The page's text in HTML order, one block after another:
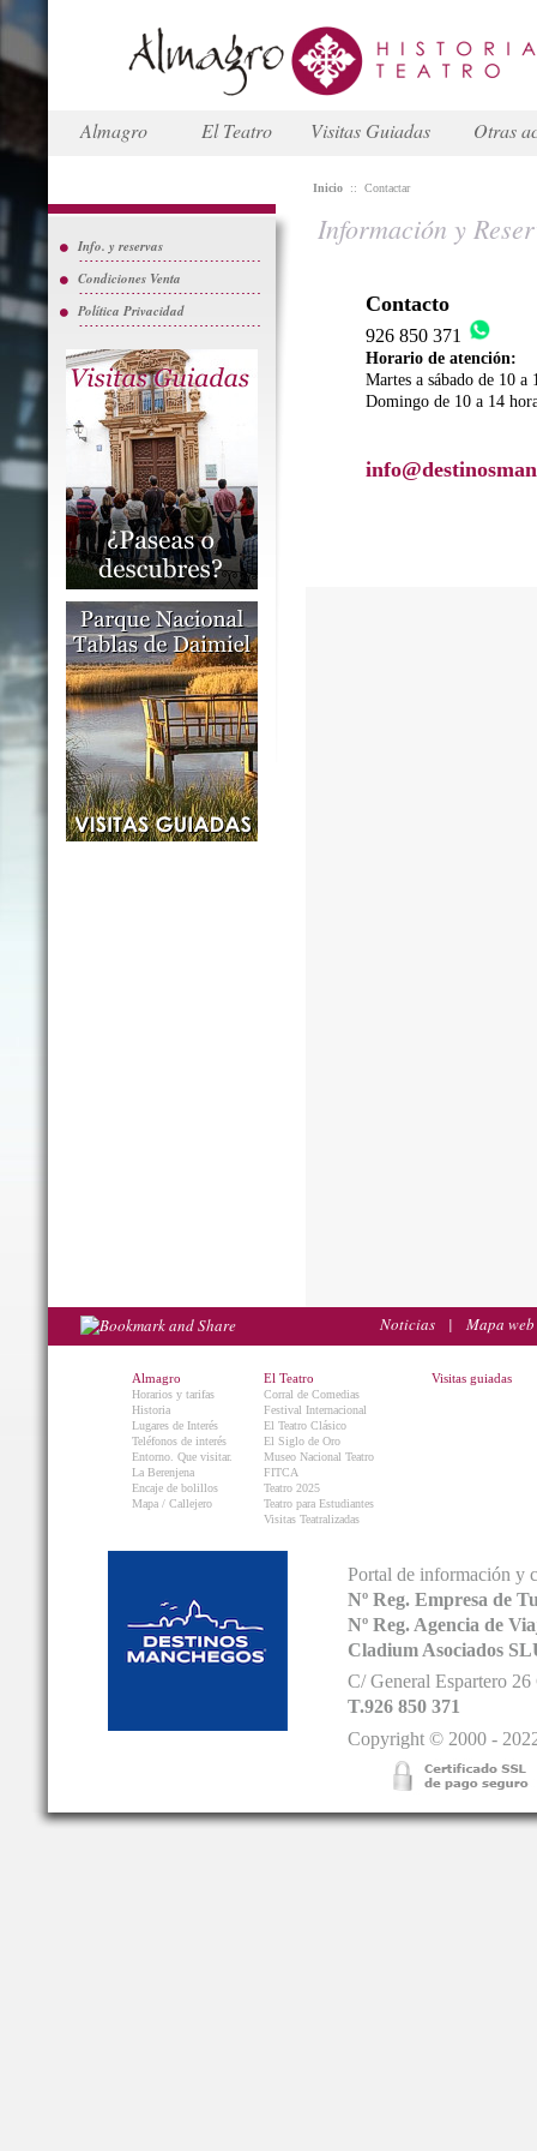
Almagro El Teatro Visitas Guiadas Otras
Info. y reservas
Condiciones Venta
Política Privacidad
Inicio :: Contactar
Información y
Contacto
926 850 371
Horario de atención:
Martes a sábado de 10 a
Domingo de 10 a 14
Noticias | Mapa web
Almagro
Horarios y tarifas
Historia
Lugares de Interés
Teléfonos de interés
Entorno. Que visitar.
La Berenjena
Encaje de bolillos
Mapa / Callejero
El Teatro
Corral de Comedias
Festival Internacional
El Teatro Clásico
El Siglo de Oro
Museo Nacional Teatro
FITCA
Teatro 2025
Teatro para Estudiantes
Visitas Teatralizadas
Visitas guiadas
Portal de información y
Nº Reg. Empresa de
Nº Reg. Agencia de
Cladium Asociados
C/ General Espartero
T.926 850 371
Copyright © 2000 -